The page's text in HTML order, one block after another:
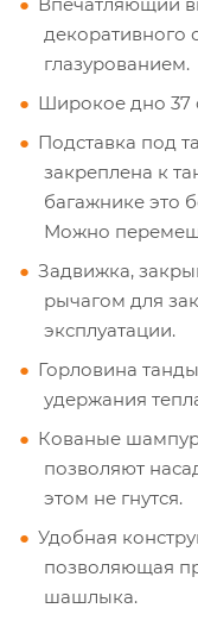
декоративного
глазурованием.
Широкое дно 37
Подставка под
закреплена к
багажнике это
Можно
Задвижка,
рычагом для
эксплуатации.
Горловина
удержания
Кованые
позволяют
этом не гнутся.
Удобная
позволяющая
шашлыка.